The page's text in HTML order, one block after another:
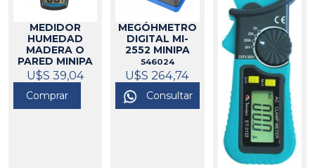
MEDIDOR
HUMEDAD
MADERA O
PARED MINIPA
546090
U$S 39,04
Comprar
MEGÓHMETRO
DIGITAL MI-
2552 MINIPA
546024
U$S 264,74
Consultar